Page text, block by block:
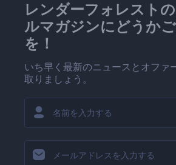
レンダーフォレスト
ルマガジンにどうか
を！
いち早く最新のニュースとオファ
取りましょう。